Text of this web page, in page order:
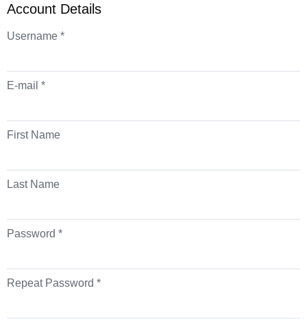
Account Details
Username *
E-mail *
First Name
Last Name
Password *
Repeat Password *